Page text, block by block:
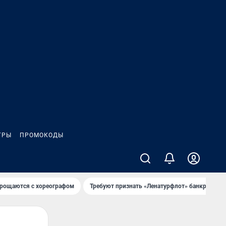
ПРОМОКОДЫ
с хореографом Требуют признать «Ленатурфлот» банкротом